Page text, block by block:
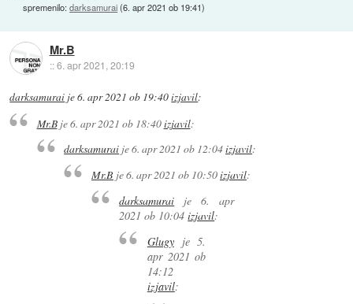
spremenilo:darksamurai(6. apr 2021 ob 19:41)
Mr.B
::6. apr 2021, 20:19
darksamurai je6. apr 2021 ob 19:40izjavil:
Mr.Bje6. apr 2021 ob 18:40izjavil:
darksamurai je6. apr 2021 ob 12:04izjavil:
Mr.B je6. apr 2021 ob 10:50izjavil:
darksamurai je 6. apr
2021 ob 10:04 izjavil:
Glugyje5.
apr 2021 ob
14:12
izjavil: